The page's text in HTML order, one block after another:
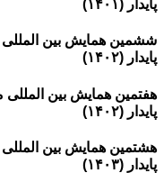
پایدار (۱۴۰۱)
ششمین همایش بین المللی
پایدار (۱۴۰۲)
هفتمین همایش بین المللی
پایدار (۱۴۰۲)
هشتمین همایش بین
پایدار (۱۴۰۳)